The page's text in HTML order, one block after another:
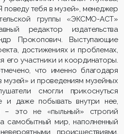
поведу тебя в музей», менеджер
группы «ЭКСМО-АСТ»
редактор издательства
Прокопович. Выступающие
достижениях и проблемах,
его участники и координаторы.
что именно благодаря
музей» и проведениям музейных
смогли прикоснуться
и даже побывать внутри нее,
– это не «пыльный» строгий
самобытный мир, наполненный
происшествиями.